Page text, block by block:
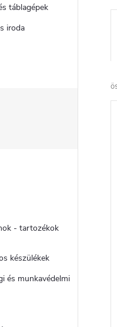
táblagépek
iroda
- tartozékok
készülékek
és munkavédelmi
e